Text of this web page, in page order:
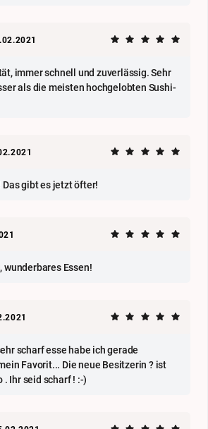
immer schnell und zuverlässig. Sehr
als die meisten hochgelobten Sushi-
gibt es jetzt öfter!
Essen!
scharf esse habe ich gerade
Favorit... Die neue Besitzerin ? ist
Ihr seid scharf ! :-)